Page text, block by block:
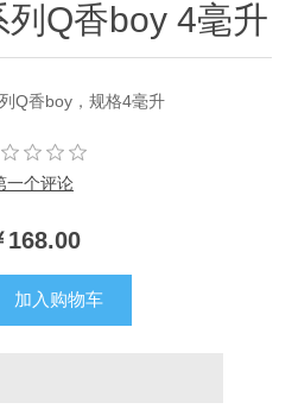
Q香boy 4毫升
Q香boy，规格4毫升
一个评论
168.00
加入购物车